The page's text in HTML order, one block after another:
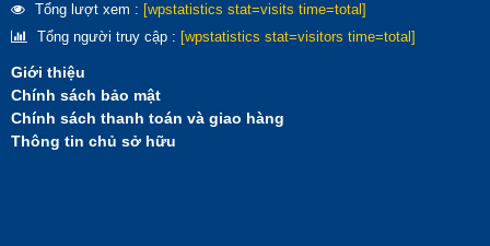
Tổng lượt xem : [wpstatistics stat=visits time=total]
Tổng người truy cập : [wpstatistics stat=visitors time=total]
Giới thiệu
Chính sách bảo mật
Chính sách thanh toán và giao hàng
Thông tin chủ sở hữu